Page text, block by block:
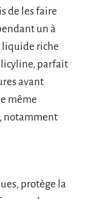
de les faire
un à
liquide riche
parfait
avant
même
notamment
protège la